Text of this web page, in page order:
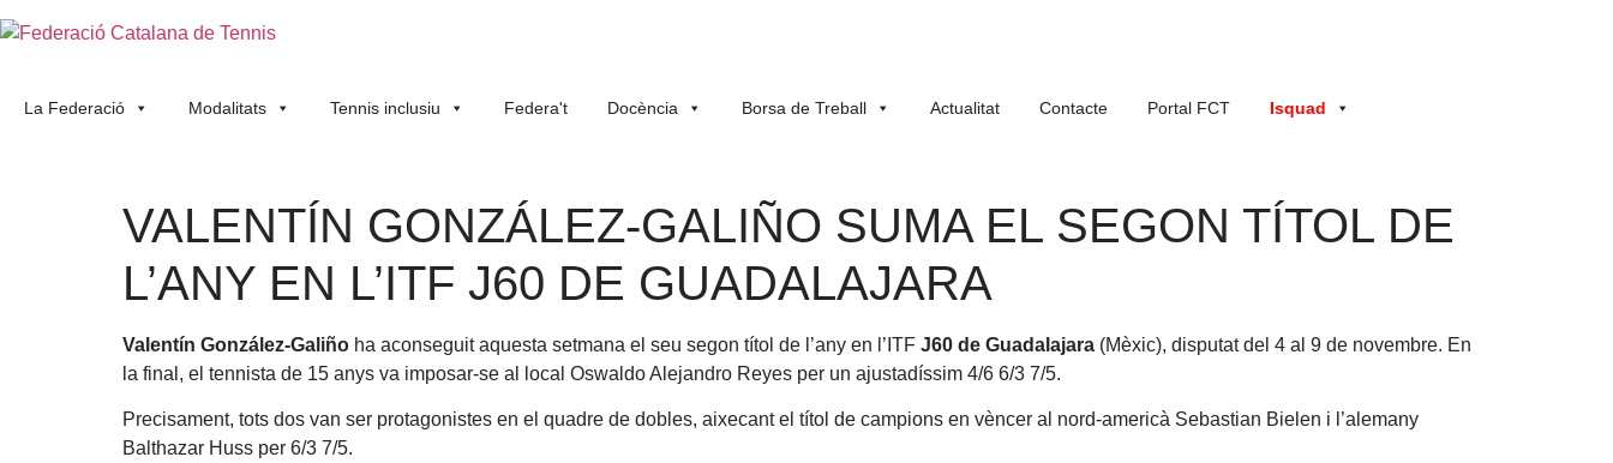
La Federació Modalitats Tennis inclusiu Federa't Docència Borsa de Treball Actualitat Contacte Portal FCT Isquad
VALENTÍN GONZÁLEZ-GALIÑO SUMA EL SEGON TÍTOL DE
L’ANY EN L’ITF J60 DE GUADALAJARA
Valentín González-Galiño ha aconseguit aquesta setmana el seu segon títol de l’any en l’ITF J60 de Guadalajara (Mèxic), disputat del 4 al 9 de novembre. En
la final, el tennista de 15 anys va imposar-se al local Oswaldo Alejandro Reyes per un ajustadíssim 4/6 6/3 7/5.
Precisament, tots dos van ser protagonistes en el quadre de dobles, aixecant el títol de campions en vèncer al nord-americà Sebastian Bielen i l’alemany
Balthazar Huss per 6/3 7/5.